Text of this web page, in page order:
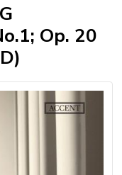
Op. 20